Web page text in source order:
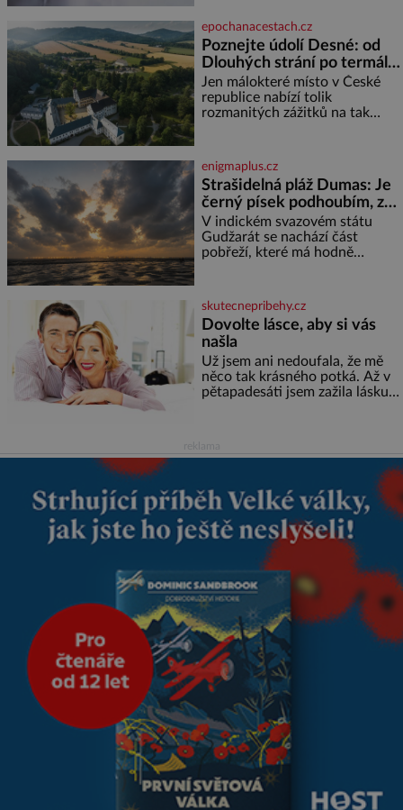
jméno kolegy z práce. Nebo
marně v paměti lovíte název
knížky, kterou jste nedávno
přečetli. Je to opravdu tak, s
věkem jako kdyby se paměť
rozhodla stávkovat. Cvičte
epochanacestach.cz
Poznejte údolí Desné: od
Dlouhých strání po termální
prameny
Jen málokteré místo v České
republice nabízí tolik
rozmanitých zážitků na tak
jediného dne můžete
nahlédnout do útrob jedné z
nejvýznamnějších vodních
elektráren v Evropě, vydat se na
horské hřebeny, projet se na
koloběžce a den zakončit
poznáváním památek ve
enigmaplus.cz
Strašidelná pláž Dumas: Je
černý písek podhoubím, ze
kterého roste zlo?
V indickém svazovém státu
Gudžarát se nachází část
pobřeží, které má hodně
Proč má pláž takové netypické
zbarvení? Nakolik jsou pravd
skutecnepribehy.cz
Dovolte lásce, aby si vás
našla
Už jsem ani nedoufala, že mě
něco tak krásného potká. Až v
pětapadesáti jsem zažila lásku
nás dali dohromady, Toník byl
dobře zaopatřený mladý muž.
Manželství nám oběma moc
nesvědčilo, brzy jsme zjistili, že